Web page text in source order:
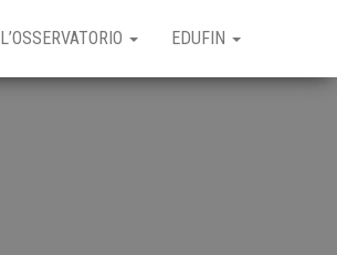
L’OSSERVATORIO EDUFIN